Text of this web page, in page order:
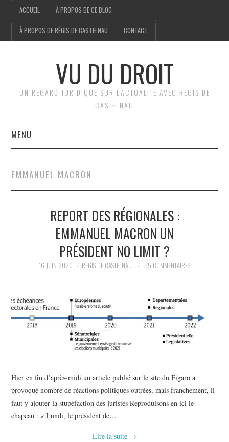
ACCUEIL À PROPOS DE CE BLOG
À PROPOS DE RÉGIS DE CASTELNAU CONTACT
VU DU DROIT
UN REGARD JURIDIQUE SUR L'ACTUALITÉ AVEC RÉGIS DE
CASTELNAU
MENU
BRÈVES
JURIDIQUE
POLITIQUE
HISTOIRE
SPORT
EMMANUEL MACRON
REPORT DES RÉGIONALES :
EMMANUEL MACRON UN
PRÉSIDENT NO LIMIT ?
16 JUIN 2020 RÉGIS DE CASTELNAU 55 COMMENTAIRES
Hier en fin d’après-midi un article publié sur le site du Figaro a
provoqué nombre de réactions politiques outrées, mais franchement, il
faut y ajouter la stupéfaction des juristes Reproduisons en ici le
chapeau : « Lundi, le président de…
Lire la suite →